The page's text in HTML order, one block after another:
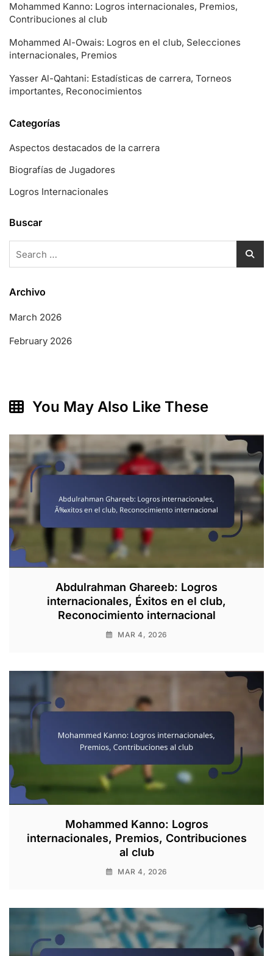
Mohammed Kanno: Logros internacionales, Premios,
Contribuciones al club
Mohammed Al-Owais: Logros en el club, Selecciones
internacionales, Premios
Yasser Al-Qahtani: Estadísticas de carrera, Torneos
importantes, Reconocimientos
Categorías
Aspectos destacados de la carrera
Biografías de Jugadores
Logros Internacionales
Buscar
for:
Archivo
March 2026
February 2026
You May Also Like These
Abdulrahman Ghareeb: Logros
internacionales, Éxitos en el club,
Reconocimiento internacional
MAR 4, 2026
Mohammed Kanno: Logros
internacionales, Premios, Contribuciones
al club
MAR 4, 2026